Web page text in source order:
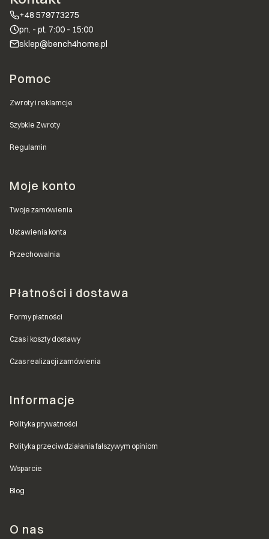
+48 579773275
pn. - pt. 7:00 - 15:00
sklep@bench4home.pl
Linki w stopce
Pomoc
Zwroty i reklamcje
Szybkie Zwroty
Regulamin
Moje konto
Twoje zamówienia
Ustawienia konta
Przechowalnia
Płatności i dostawa
Formy płatności
Czas i koszty dostawy
Czas realizacji zamówienia
Informacje
Polityka prywatności
Polityka przeciwdziałania fałszywym opiniom
Wsparcie
Blog
O nas